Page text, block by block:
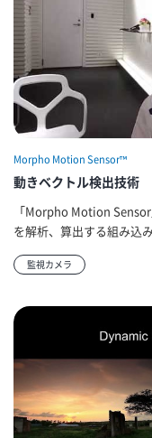
Morpho Motion Sensor™
動きベクトル検出技術
「Morpho Motion
を解析、算出する組み込
監視カメラ